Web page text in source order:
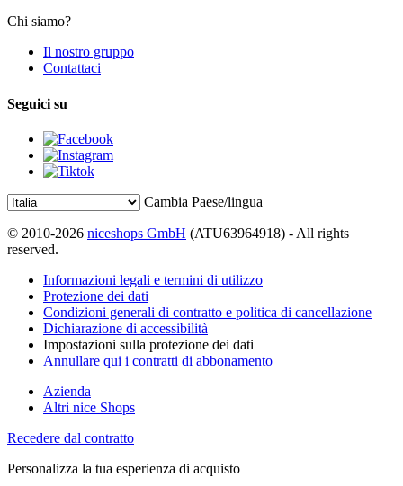
Chi siamo?
Il nostro gruppo
Contattaci
Seguici su
Cambia Paese/lingua
© 2010-2026 niceshops GmbH (ATU63964918) - All rights
reserved.
Informazioni legali e termini di utilizzo
Protezione dei dati
Condizioni generali di contratto e politica di cancellazione
Dichiarazione di accessibilità
Impostazioni sulla protezione dei dati
Annullare qui i contratti di abbonamento
Azienda
Altri nice Shops
Recedere dal contratto
Personalizza la tua esperienza di acquisto